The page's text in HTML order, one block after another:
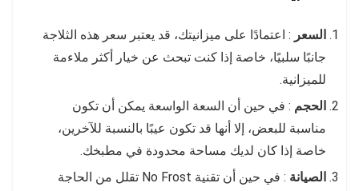
السعر : اعتمادًا على ميزانيتك، قد يعتبر سعر هذه الثلاجة
جانبًا سلبيًا، خاصة إذا كنت تبحث عن خيار أكثر ملاءمة
للميزانية.
الحجم : في حين أن السعة الواسعة يمكن أن تكون
مناسبة للبعض، إلا أنها قد تكون عيبًا بالنسبة للآخرين،
خاصة إذا كان لديك مساحة محدودة في مطبخك.
الصيانة
: في حين أن تقنية No Frost تقلل من الحاجة